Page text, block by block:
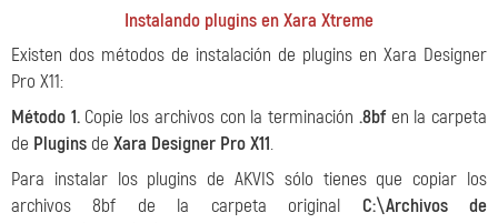
Instalando plugins en Xara Xtreme
Existen dos métodos de instalación de plugins en Xara Designer
Pro X11:
Método 1.Copie los archivos con la terminación .8bfen la carpeta
de Plugins de Xara Designer Pro X11.
Para instalar los plugins de AKVIS sólo tienes que copiar los
archivos 8bf de la carpeta original C:\Archivos de